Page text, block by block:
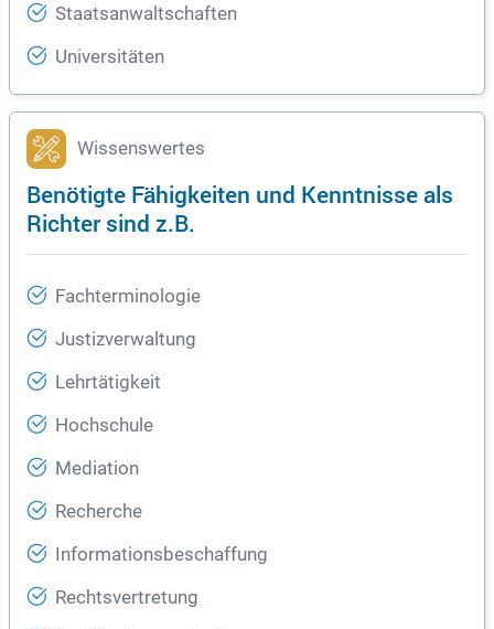
Staatsanwaltschaften
Universitäten
Wissenswertes
Benötigte Fähigkeiten und Kenntnisse als
Richter sind z.B.
Fachterminologie
Justizverwaltung
Lehrtätigkeit
Hochschule
Mediation
Recherche
Informationsbeschaffung
Rechtsvertretung